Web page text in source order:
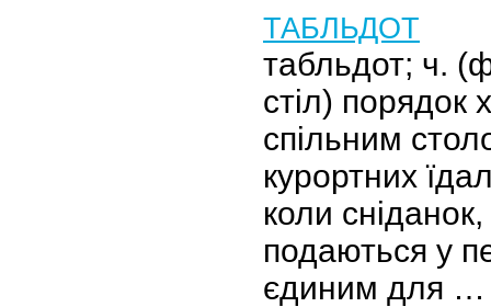
ТАБЛЬДОТ
табльдот; ч.
стіл) порядок
спільним
курортних
коли сніданок,
подаються у
єдиним для …